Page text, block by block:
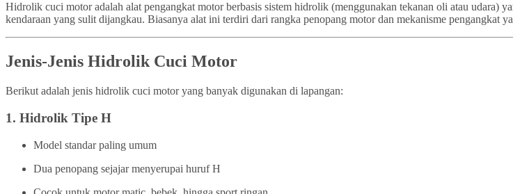
Hidrolik cuci motor adalah alat pengangkat motor berbasis sistem hidrolik (menggunakan tekanan oli atau udara)
kendaraan yang sulit dijangkau. Biasanya alat ini terdiri dari rangka penopang motor dan mekanisme pengangkat
Jenis-Jenis Hidrolik Cuci Motor
Berikut adalah jenis hidrolik cuci motor yang banyak digunakan di lapangan:
1. Hidrolik Tipe H
Model standar paling umum
Dua penopang sejajar menyerupai huruf H